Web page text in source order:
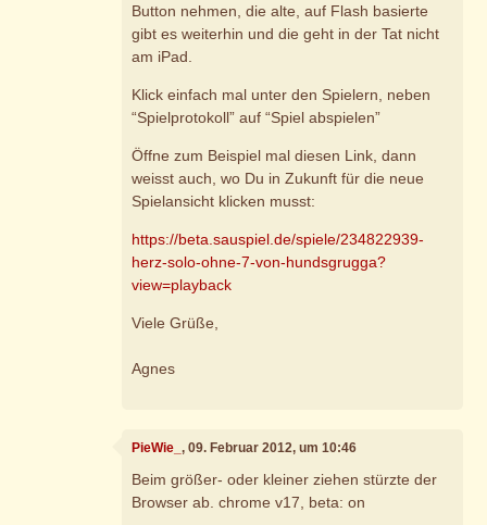
Button nehmen, die alte, auf Flash basierte
gibt es weiterhin und die geht in der Tat nicht
am iPad.
Klick einfach mal unter den Spielern, neben
“Spielprotokoll” auf “Spiel abspielen”
Öffne zum Beispiel mal diesen Link, dann
weisst auch, wo Du in Zukunft für die neue
Spielansicht klicken musst:
https://beta.sauspiel.de/spiele/234822939-
herz-solo-ohne-7-von-hundsgrugga?
view=playback
Viele Grüße,
Agnes
PieWie_, 09. Februar 2012, um 10:46
Beim größer- oder kleiner ziehen stürzte der
Browser ab. chrome v17, beta: on